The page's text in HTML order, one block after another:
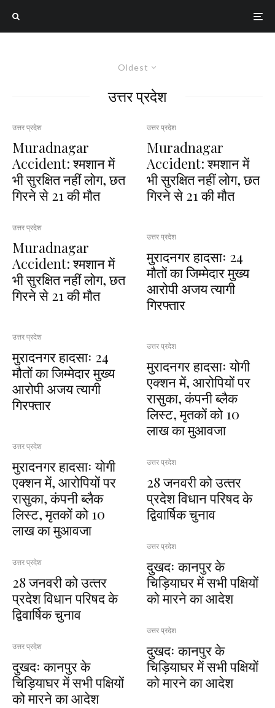
Oldest
उत्तर प्रदेश
उत्तर प्रदेश
Muradnagar
Accident: श्मशान में
भी सुरक्षित नहीं लोग, छत
गिरने से 21 की मौत
उत्तर प्रदेश
Muradnagar
Accident: श्मशान में
भी सुरक्षित नहीं लोग, छत
गिरने से 21 की मौत
उत्तर प्रदेश
मुरादनगर हादसाः 24
मौतों का जिम्मेदार मुख्य
आरोपी अजय त्यागी
गिरफ्तार
उत्तर प्रदेश
मुरादनगर हादसाः योगी
एक्शन में, आरोपियों पर
रासुका, कंपनी ब्लैक
लिस्ट, मृतकों को 10
लाख का मुआवजा
उत्तर प्रदेश
28 जनवरी को उत्‍तर
प्रदेश विधान परिषद के
द्विवार्षिक चुनाव
उत्तर प्रदेश
दुखदः कानपुर के
चिड़ियाघर में सभी पक्षियों
को मारने का आदेश
उत्तर प्रदेश
Muradnagar
Accident: श्मशान में
भी सुरक्षित नहीं लोग, छत
गिरने से 21 की मौत
उत्तर प्रदेश
मुरादनगर हादसाः 24
मौतों का जिम्मेदार मुख्य
आरोपी अजय त्यागी
गिरफ्तार
उत्तर प्रदेश
मुरादनगर हादसाः योगी
एक्शन में, आरोपियों पर
रासुका, कंपनी ब्लैक
लिस्ट, मृतकों को 10
लाख का मुआवजा
उत्तर प्रदेश
28 जनवरी को उत्‍तर
प्रदेश विधान परिषद के
द्विवार्षिक चुनाव
उत्तर प्रदेश
दुखदः कानपुर के
चिड़ियाघर में सभी पक्षियों
को मारने का आदेश
उत्तर प्रदेश
दुखदः कानपुर के
चिड़ियाघर में सभी पक्षियों
को मारने का आदेश